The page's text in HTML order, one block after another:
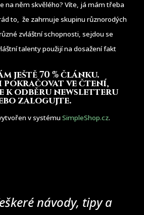
na něm skvělého? Víte, já mám třeba
to, že zahrnuje skupinu různorodých
zvláštní schopnosti, sejdou se
talenty použijí na dosažení fakt
ještě 70 % článku.
pokračovat ve čtení,
k odběru newsletteru
zalogujte.
v systémuSimpleShop.cz.
návody, tipy a